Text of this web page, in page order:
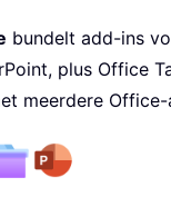
bundelt add-ins
plus Office
meerdere